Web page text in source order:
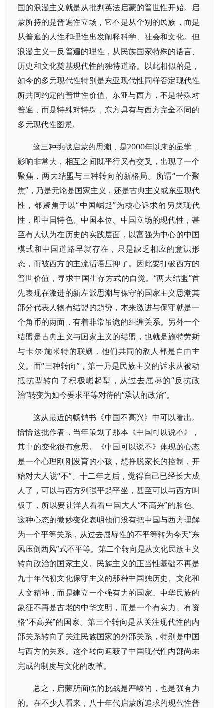
国的浪漫主义就是从批判英法启蒙的普世性开始。启
蒙所持的是普遍性立场，它不是从个别的民族，而是
从普遍的人性和理性出发阐释科学、社会和文化。但
浪漫主义一反普遍的理性，从民族国家特殊的语言、
历史和文化奠基现代性的独特道路。以此相似的是，
如今的多元现代性特别是东亚现代性同样否定现代性
所共同约定的普世性价值、东亚与西方，不是特殊对
普遍，而是特殊对特殊，东方具有与西方完全不同的
多元现代性图景。
这三种挑战启蒙的思潮，是2000年以来的显学，
影响非常大，相互之间既平行又有交叉，出现了一个
聚焦，两大结盟与三种转向的新格局。所谓“一个聚
焦”，乃是无论是国家主义，还是古典主义或东亚现代
性，都聚焦于以“中国崛起”为核心诉求的另类现代
性，即中国特色、中国本位、中国立场的现代性，甚
至有人认为在历史的实践层面，以富强为中心的中国
模式和中国道路早就存在，只是缺乏相应的意识形
态，而被西方的主流话语压抑了。因此要打破西方的
普世价值，寻求中国生存方式的自觉。“两大结盟”首
先表现在激进的新左派思潮与保守的国家主义思潮其
部分代表人物有结盟的趋势，本来激进与保守就是一
个角币的两面，有着非常吊诡的纠缠关系。另外一个
结盟是古典主义与国家主义的结盟，也就是施特劳斯
与卡尔·施米特的联姻，他们共同的敌人都是自由主
义。而“三种转向”，第一乃是民族主义的诉求从被动
抵抗型转向了积极崛起型，从过去屈辱的“反抗政
治”转变为如今要求平等对待的“承认的政治”。
这从最近的畅销书《中国不高兴》中可以看出。
恰恰这批作者，当年策划了那本《中国可以说不》，
其中的变化很有意思。《中国可以说不》体现的心态
是一个心理刚刚发育的小孩，想挣脱家长的控制，开
始对大人说“不”。十二年之后，觉得自己已经长大成
人了，可以与西方列强平起平坐，甚至可以与西方叫
板了，所以要让洋人看看中国大人“不高兴”的脸色。
这种心态的微妙变化表明他们没有把中国与西方理解
为一个平等关系，从过去屈辱性的不平等转为今天“东
风压倒西风”式不平等。第二个转向是从文化民族主义
转向政治的国家主义。民族主义的正当性基础不再是
九十年代初文化保守主义的那种中国独历史、文化和
人文精神，而是建立一个强有力的国家。中华民族的
象征不再是古老的中华文明，而是一个有实力、有资
格“不高兴”的国家。第三个转向是从关注现代性的内
部关系转向了关注民族国家的外部关系，特别是中国
与西方的关系。这个转向遮蔽了中国现代性内部尚未
完成的制度与文化的改革。
总之，启蒙所面临的挑战是严峻的，也是强有力
的。在不少人看来，八十年代启蒙所追求的现代性普